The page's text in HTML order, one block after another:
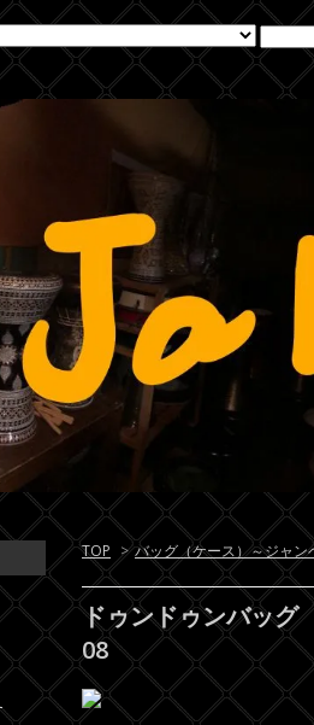
TOP > バッグ（ケース）～ジャン
ドゥンドゥンバッ
08